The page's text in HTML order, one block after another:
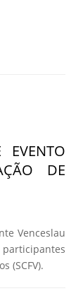
EVENTO
DE
Venceslau
participantes
(SCFV).